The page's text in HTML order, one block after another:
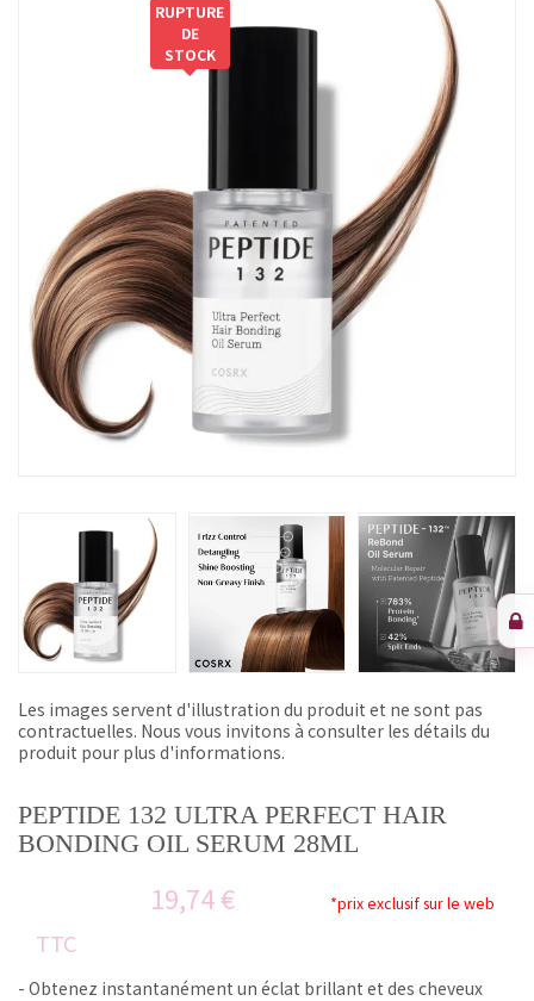
RUPTURE
DE
STOCK
Les images servent d'illustration du produit et ne sont pas
contractuelles. Nous vous invitons à consulter les détails du
produit pour plus d'informations.
PEPTIDE 132 ULTRA PERFECT HAIR
BONDING OIL SERUM 28ML
19,74 € *prix exclusif sur le web
TTC
- Obtenez instantanément un éclat brillant et des cheveux